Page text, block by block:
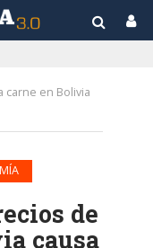
carne en Bolivia
de
causa